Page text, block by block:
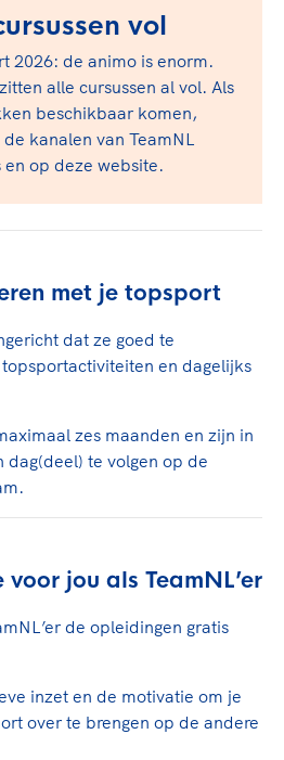
vanzelf
pleintjes, tijdens
samen te skaten of naar
Door samen te juichen
Elftal. Of met trots te
van je dochter,
je moeder of de
veilige
kantine en online?
Een gedragscode geeft
dus een belangrijk
rondom gewenst en
biedt een leer- en
voor de volgende functies
vol
2026: de animo is enorm.
alle cursussen al vol. Als
beschikbaar komen,
kanalen van TeamNL
en op deze website.
met je topsport
dat ze goed te
en dagelijks
zes maanden en zijn in
te volgen op de
jou als TeamNL’er
de opleidingen gratis
inzet en de motivatie om je
over te brengen op de andere